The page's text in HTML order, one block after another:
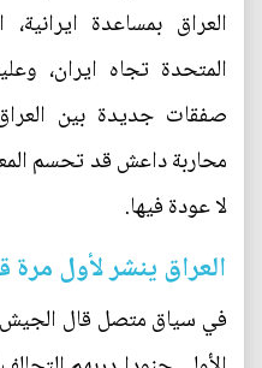
العراق بمساعدة
المتحدة تجاه ايران،
صفقات جديدة بين
محاربة داعش قد تحسم
لا عودة فيها.
العراق ينشر لأول مرة
في سياق متصل قال الجيش